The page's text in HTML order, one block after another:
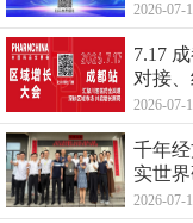
2026-07-
7.17
对接
2026-07-
千年
实世
2026-07-